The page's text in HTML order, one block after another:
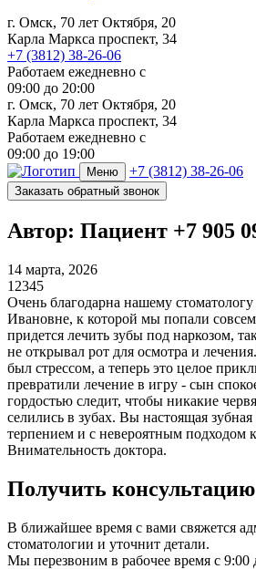
г. Омск, 70 лет Октября, 20
Карла Маркса проспект, 34
+7 (3812) 38-26-06
Работаем ежедневно с
09:00 до 20:00
г. Омск, 70 лет Октября, 20
Карла Маркса проспект, 34
Работаем ежедневно с
09:00 до 19:00
Меню +7 (3812) 38-26-06
Заказать обратный звонок
Автор: Пациент +7 905
14 марта, 2026
1 2345
Очень благодарна нашему
Ивановне, к которой мы попали
придется лечить зубы под наркозом,
не открывал рот для осмотра и
был стрессом, а теперь это целое
превратили лечение в игру - сын
гордостью следит, чтобы никакие
селились в зубах. Вы настоящая
терпением и с невероятным подходом
Внимательность доктора.
Получить консультацию
В ближайшее время с вами свяжется
стоматологии и уточнит детали.
Мы перезвоним в рабочее время с 9:00